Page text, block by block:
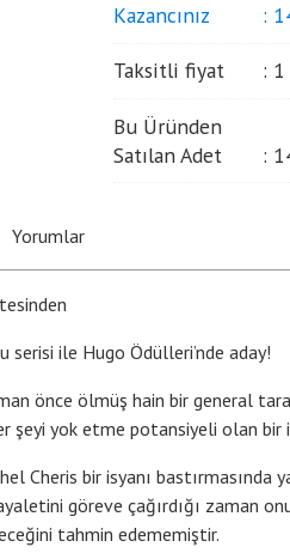
Kazancınız :
Taksitli fiyat :
Bu Üründen
Satılan Adet
:
Yorumlar
ile Hugo Ödülleri’nde aday!
önce ölmüş hain bir general
şeyi yok etme potansiyeli olan bir
Cheris bir isyanı bastırmasında
göreve çağırdığı zaman
tahmin edememiştir.